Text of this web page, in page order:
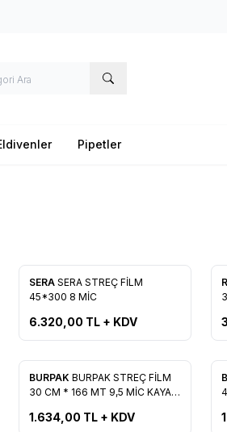
Pipetler
Yeni
Favorilere Ekle
SERA SERA STREÇ FİLM
45*300 8 MİC
6.320,00 TL + KDV
Yeni
Favorilere Ekle
BURPAK BURPAK STREÇ FİLM
30 CM * 166 MT 9,5 MİC KAYAR
1.634,00 TL + KDV